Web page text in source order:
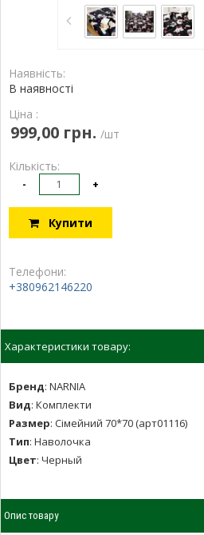
Наявність:
В наявності
Ціна :
999,00 грн. /шт
Кількість:
- +
Купити
Телефони:
+380962146220
Характеристики товару:
Бренд: NARNIA
Вид: Комплекти
Размер: Сімейний 70*70 (арт01116)
Тип: Наволочка
Цвет: Черный
Опис товару